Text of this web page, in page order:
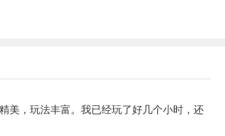
美，玩法丰富。我已经玩了好几个小时，还